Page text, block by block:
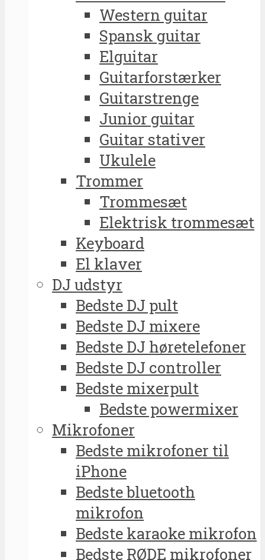
Western guitar
Spansk guitar
Elguitar
Guitarforstærker
Guitarstrenge
Junior guitar
Guitar stativer
Ukulele
Trommer
Trommesæt
Elektrisk trommesæt
Keyboard
El klaver
DJ udstyr
Bedste DJ pult
Bedste DJ mixere
Bedste DJ høretelefoner
Bedste DJ controller
Bedste mixerpult
Bedste powermixer
Mikrofoner
Bedste mikrofoner til
iPhone
Bedste bluetooth
mikrofon
Bedste karaoke mikrofon
Bedste RØDE mikrofoner